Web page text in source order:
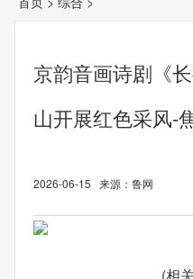
京韵音画诗剧《
山开展红色采风-
2026-06-15 来源：鲁网